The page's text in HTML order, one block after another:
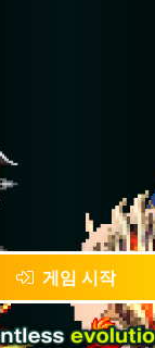
게임 시작